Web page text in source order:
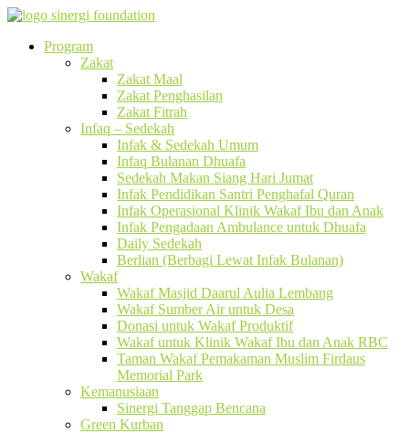
Program
Zakat
Zakat Maal
Zakat Penghasilan
Zakat Fitrah
Infaq – Sedekah
Infak & Sedekah Umum
Infaq Bulanan Dhuafa
Sedekah Makan Siang Hari Jumat
Infak Pendidikan Santri Penghafal Quran
Infak Operasional Klinik Wakaf Ibu dan Anak
Infak Pengadaan Ambulance untuk Dhuafa
Daily Sedekah
Berlian (Berbagi Lewat Infak Bulanan)
Wakaf
Wakaf Masjid Daarul Aulia Lembang
Wakaf Sumber Air untuk Desa
Donasi untuk Wakaf Produktif
Wakaf untuk Klinik Wakaf Ibu dan Anak RBC
Taman Wakaf Pemakaman Muslim Firdaus
Memorial Park
Kemanusiaan
Sinergi Tanggap Bencana
Green Kurban